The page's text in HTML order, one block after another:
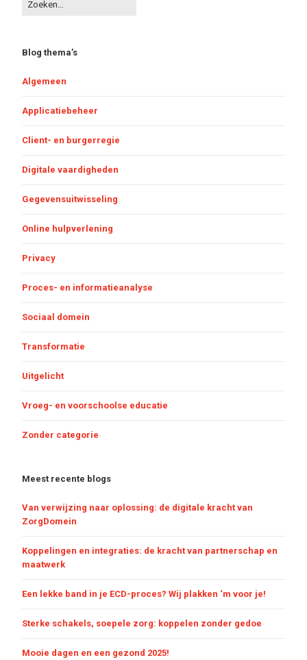
Blog thema’s
Algemeen
Applicatiebeheer
Client- en burgerregie
Digitale vaardigheden
Gegevensuitwisseling
Online hulpverlening
Privacy
Proces- en informatieanalyse
Sociaal domein
Transformatie
Uitgelicht
Vroeg- en voorschoolse educatie
Zonder categorie
Meest recente blogs
Van verwijzing naar oplossing: de digitale kracht van
ZorgDomein
Koppelingen en integraties: de kracht van partnerschap en
maatwerk
Een lekke band in je ECD-proces? Wij plakken ‘m voor je!
Sterke schakels, soepele zorg: koppelen zonder gedoe
Mooie dagen en een gezond 2025!